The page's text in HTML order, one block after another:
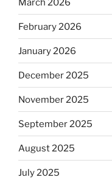
March 2026
February 2026
January 2026
December 2025
November 2025
September 2025
August 2025
July 2025